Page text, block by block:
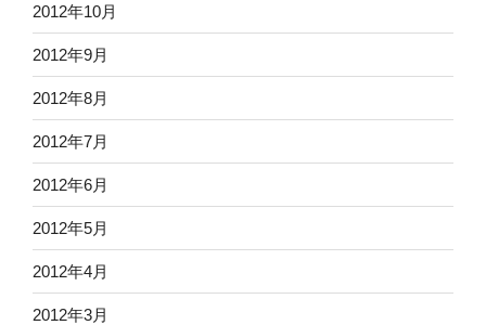
2012年10月
2012年9月
2012年8月
2012年7月
2012年6月
2012年5月
2012年4月
2012年3月